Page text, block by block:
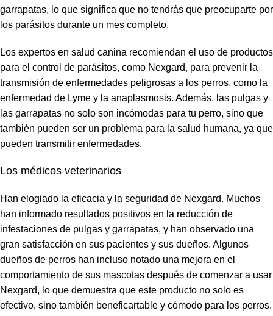
garrapatas, lo que significa que no tendrás que preocuparte por
los parásitos durante un mes completo.
Los expertos en salud canina recomiendan el uso de productos
para el control de parásitos, como Nexgard, para prevenir la
transmisión de enfermedades peligrosas a los perros, como la
enfermedad de Lyme y la anaplasmosis. Además, las pulgas y
las garrapatas no solo son incómodas para tu perro, sino que
también pueden ser un problema para la salud humana, ya que
pueden transmitir enfermedades.
Los médicos veterinarios
Han elogiado la eficacia y la seguridad de Nexgard. Muchos
han informado resultados positivos en la reducción de
infestaciones de pulgas y garrapatas, y han observado una
gran satisfacción en sus pacientes y sus dueños. Algunos
dueños de perros han incluso notado una mejora en el
comportamiento de sus mascotas después de comenzar a usar
Nexgard, lo que demuestra que este producto no solo es
efectivo, sino también beneficartable y cómodo para los perros.